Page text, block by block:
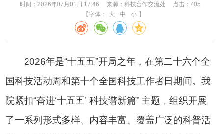
时间：2026年07月01日 17:46 来源：科技合作交流处 点击： 405
【字体：
大 中 小 】
2026年是“十五五”开局之年，在第二十六个全
国科技活动周和第十个全国科技工作者日期间。我
院紧扣“奋进‘十五五’ 科技谱新篇” 主题，组织开展
了一系列形式多样、内容丰富、覆盖广泛的科普活